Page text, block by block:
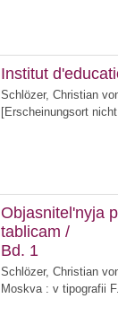
Institut
Schlözer, Christian
[Erscheinungsort
Objasnitel'nyja
tablicam /
Bd. 1
Schlözer, Christian
Moskva : v tipografii